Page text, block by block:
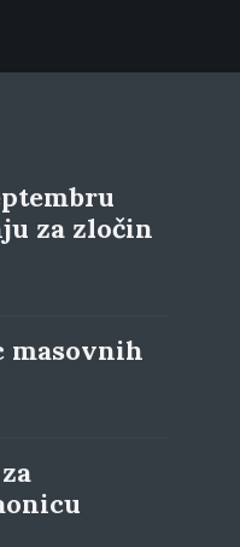
za zločin
masovnih